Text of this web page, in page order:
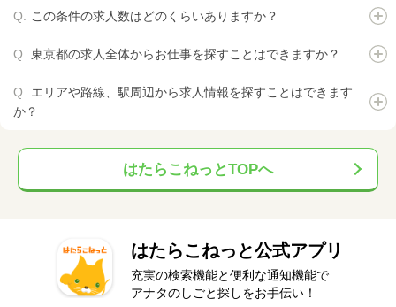
この条件の求人数はどのくらいありますか？
東京都の求人全体からお仕事を探すことはできますか？
エリアや路線、駅周辺から求人情報を探すことはできます
か？
はたらこねっとTOPへ
はたらこねっと公式アプリ
充実の検索機能と便利な通知機能で
アナタのしごと探しをお手伝い！